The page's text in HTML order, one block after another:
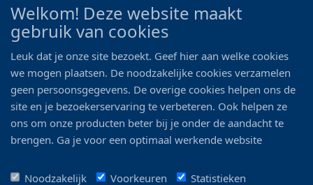
CONTACT
Ootmarsumseweg 125a
0546 - 622 990
06 - 11 19 81 42
info@bo-vis.nl
Welkom! Deze website maakt
gebruik van cookies
Leuk dat je onze site bezoekt. Geef hier aan welke cookies
we mogen plaatsen. De noodzakelijke cookies verzamelen
geen persoonsgegevens. De overige cookies helpen ons de
site en je bezoekerservaring te verbeteren. Ook helpen ze
ons om onze producten beter bij je onder de aandacht te
brengen. Ga je voor een optimaal werkende website
Noodzakelijk
Voorkeuren Statistieken